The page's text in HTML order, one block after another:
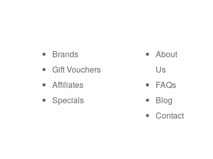
Brands
Gift Vouchers
Affiliates
Specials
About
Us
FAQs
Blog
Contact